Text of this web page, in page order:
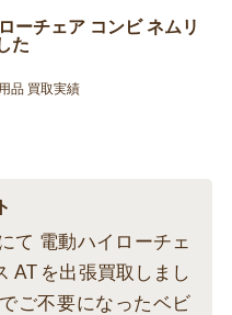
ーチェア コンビ ネムリ
た
品 買取実績
て 電動ハイローチェ
AT を出張買取しまし
ご不要になったベビ